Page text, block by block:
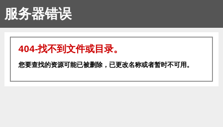
服务器错误
404-找不到文件或目录。
您要查找的资源可能已被删除，已更改名称或者暂时不可用。